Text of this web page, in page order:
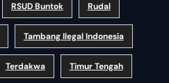
RSUD Buntok Rudal
Tambang Ilegal Indonesia
Terdakwa Timur Tengah